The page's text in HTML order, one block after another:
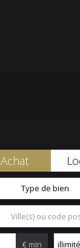
Achat
Type de bien
€ min